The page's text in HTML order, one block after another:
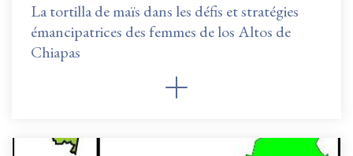
La tortilla de maïs dans les défis et stratégies
émancipatrices des femmes de los Altos de
Chiapas